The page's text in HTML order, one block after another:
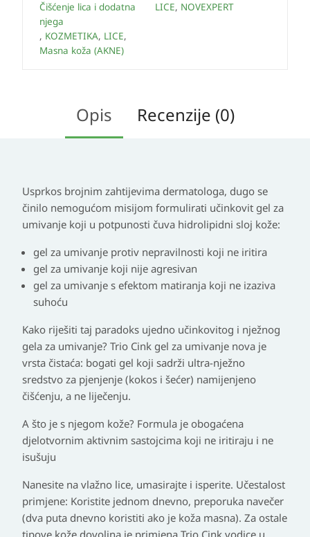
Čišćenje lica i dodatna
njega
, KOZMETIKA, LICE,
Masna koža (AKNE)
LICE, NOVEXPERT
Opis Recenzije (0)
Usprkos brojnim zahtijevima dermatologa, dugo se
činilo nemogućom misijom formulirati učinkovit gel za
umivanje koji u potpunosti čuva hidrolipidni sloj kože:
gel za umivanje protiv nepravilnosti koji ne iritira
gel za umivanje koji nije agresivan
gel za umivanje s efektom matiranja koji ne izaziva
suhoću
Kako riješiti taj paradoks ujedno učinkovitog i nježnog
gela za umivanje? Trio Cink gel za umivanje nova je
vrsta čistaća: bogati gel koji sadrži ultra-nježno
sredstvo za pjenjenje (kokos i šećer) namijenjeno
čišćenju, a ne liječenju.
A što je s njegom kože? Formula je obogaćena
djelotvornim aktivnim sastojcima koji ne iritiraju i ne
isušuju
Nanesite na vlažno lice, umasirajte i isperite. Učestalost
primjene: Koristite jednom dnevno, preporuka navečer
(dva puta dnevno koristiti ako je koža masna). Za ostale